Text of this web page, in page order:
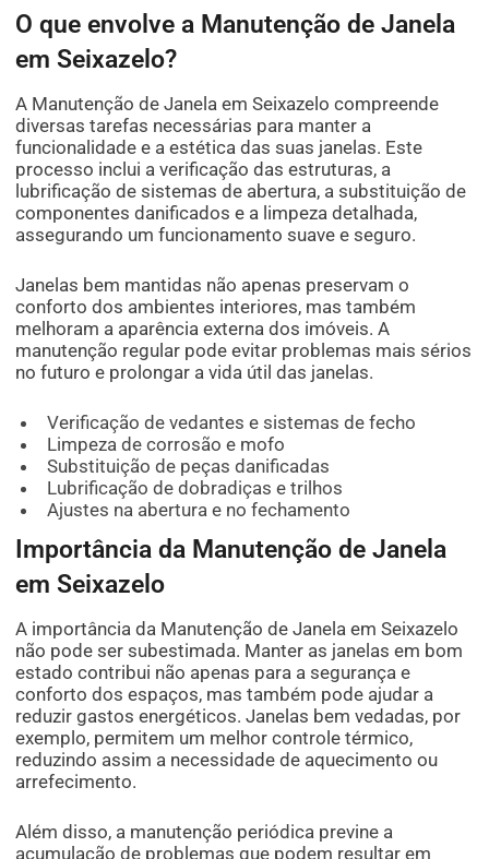
O que envolve a Manutenção de Janela
em Seixazelo?
A Manutenção de Janela em Seixazelo compreende
diversas tarefas necessárias para manter a
funcionalidade e a estética das suas janelas. Este
processo inclui a verificação das estruturas, a
lubrificação de sistemas de abertura, a substituição de
componentes danificados e a limpeza detalhada,
assegurando um funcionamento suave e seguro.
Janelas bem mantidas não apenas preservam o
conforto dos ambientes interiores, mas também
melhoram a aparência externa dos imóveis. A
manutenção regular pode evitar problemas mais sérios
no futuro e prolongar a vida útil das janelas.
Verificação de vedantes e sistemas de fecho
Limpeza de corrosão e mofo
Substituição de peças danificadas
Lubrificação de dobradiças e trilhos
Ajustes na abertura e no fechamento
Importância da Manutenção de Janela
em Seixazelo
A importância da Manutenção de Janela em Seixazelo
não pode ser subestimada. Manter as janelas em bom
estado contribui não apenas para a segurança e
conforto dos espaços, mas também pode ajudar a
reduzir gastos energéticos. Janelas bem vedadas, por
exemplo, permitem um melhor controle térmico,
reduzindo assim a necessidade de aquecimento ou
arrefecimento.
Além disso, a manutenção periódica previne a
acumulação de problemas que podem resultar em